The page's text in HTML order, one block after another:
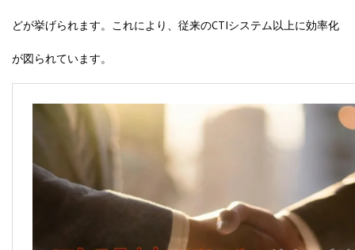
どが挙げられます。これにより、従来のCTIシステム以上に効率化
が図られています。